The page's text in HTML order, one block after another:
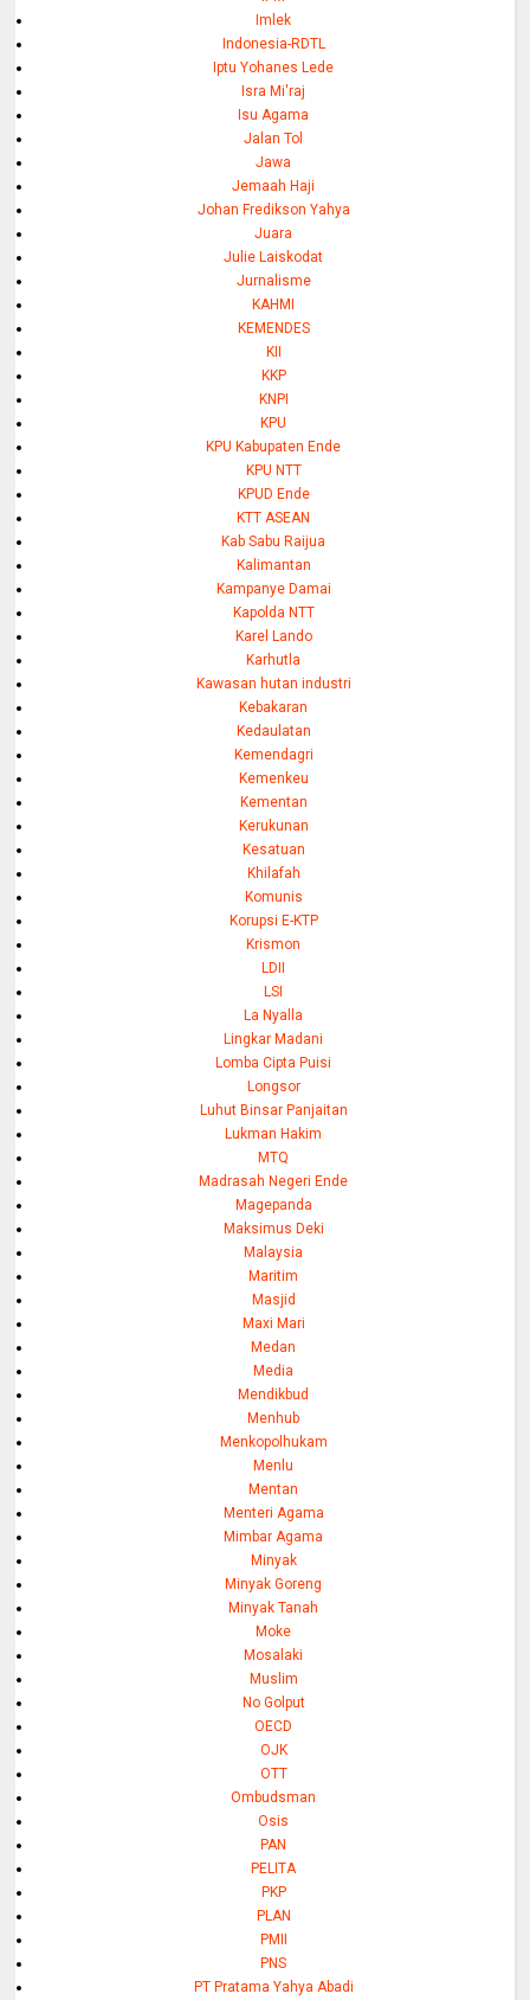
Imlek
Indonesia-RDTL
Iptu Yohanes Lede
Isra Mi'raj
Isu Agama
Jalan Tol
Jawa
Jemaah Haji
Johan Fredikson Yahya
Juara
Julie Laiskodat
Jurnalisme
KAHMI
KEMENDES
KII
KKP
KNPI
KPU
KPU Kabupaten Ende
KPU NTT
KPUD Ende
KTT ASEAN
Kab Sabu Raijua
Kalimantan
Kampanye Damai
Kapolda NTT
Karel Lando
Karhutla
Kawasan hutan industri
Kebakaran
Kedaulatan
Kemendagri
Kemenkeu
Kementan
Kerukunan
Kesatuan
Khilafah
Komunis
Korupsi E-KTP
Krismon
LDII
LSI
La Nyalla
Lingkar Madani
Lomba Cipta Puisi
Longsor
Luhut Binsar Panjaitan
Lukman Hakim
MTQ
Madrasah Negeri Ende
Magepanda
Maksimus Deki
Malaysia
Maritim
Masjid
Maxi Mari
Medan
Media
Mendikbud
Menhub
Menkopolhukam
Menlu
Mentan
Menteri Agama
Mimbar Agama
Minyak
Minyak Goreng
Minyak Tanah
Moke
Mosalaki
Muslim
No Golput
OECD
OJK
OTT
Ombudsman
Osis
PAN
PELITA
PKP
PLAN
PMII
PNS
PT Pratama Yahya Abadi